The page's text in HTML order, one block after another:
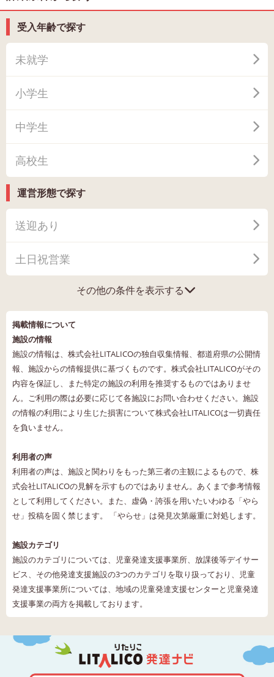
受入年齢で探す
未就学
小学生
中学生
高校生
運営形態で探す
送迎あり
土日祝営業
その他の条件を表示する
掲載情報について
施設の情報
施設の情報は、株式会社LITALICOの独自収集情報、都道府県の公開情
報、施設からの情報提供に基づくものです。株式会社LITALICOがその
内容を保証し、また特定の施設の利用を推奨するものではありませ
ん。ご利用の際は必要に応じて各施設にお問い合わせください。施設
の情報の利用により生じた損害について株式会社LITALICOは一切責任
を負いません。
利用者の声
利用者の声は、施設と関わりをもった第三者の主観によるもので、株
式会社LITALICOの見解を示すものではありません。あくまで参考情報
として利用してください。また、虚偽・誇張を用いたいわゆる「やら
せ」投稿を固く禁じます。 「やらせ」は発見次第厳重に対処します。
施設カテゴリ
施設のカテゴリについては、児童発達支援事業所、放課後等デイサー
ビス、その他発達支援施設の3つのカテゴリを取り扱っており、児童
発達支援事業所については、地域の児童発達支援センターと児童発達
支援事業の両方を掲載しております。